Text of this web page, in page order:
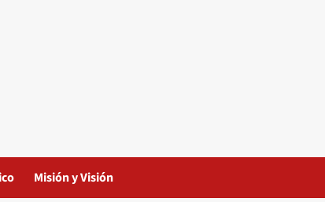
Misión y Visión